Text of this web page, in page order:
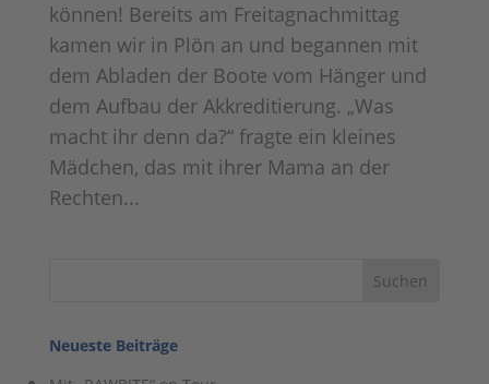
können! Bereits am Freitagnachmittag
kamen wir in Plön an und begannen mit
dem Abladen der Boote vom Hänger und
dem Aufbau der Akkreditierung. „Was
macht ihr denn da?“ fragte ein kleines
Mädchen, das mit ihrer Mama an der
Rechten...
Neueste Beiträge